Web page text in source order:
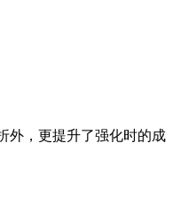
外，更提升了强化时的成